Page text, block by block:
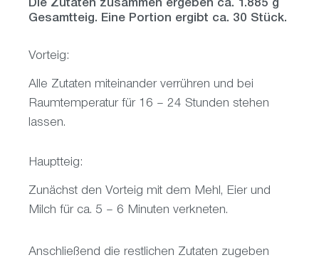
Die Zutaten zusammen ergeben ca. 1.885 g
Gesamtteig. Eine Portion ergibt ca. 30 Stück.
Vorteig:
Alle Zutaten miteinander verrühren und bei
Raumtemperatur für 16 – 24 Stunden stehen
lassen.
Hauptteig:
Zunächst den Vorteig mit dem Mehl, Eier und
Milch für ca. 5 – 6 Minuten verkneten.
Anschließend die restlichen Zutaten zugeben